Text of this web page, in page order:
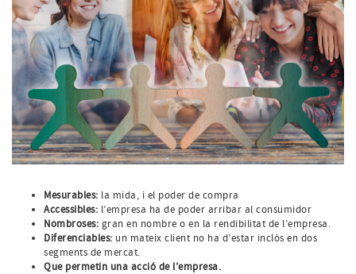
Mesurables: la mida, i el poder de compra
Accessibles: l’empresa ha de poder arribar al consumidor
Nombroses: gran en nombre o en la rendibilitat de l’empresa.
Diferenciables: un mateix client no ha d’estar inclòs en dos
segments de mercat.
Que permetin una acció de l’empresa.